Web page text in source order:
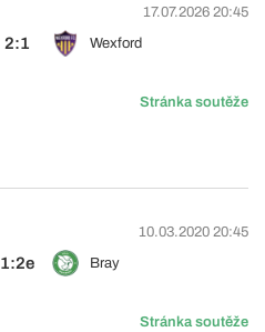
17.07.2026 20:45
2:1 Wexford
Stránka soutěže
10.03.2020 20:45
1:2e Bray
Stránka soutěže